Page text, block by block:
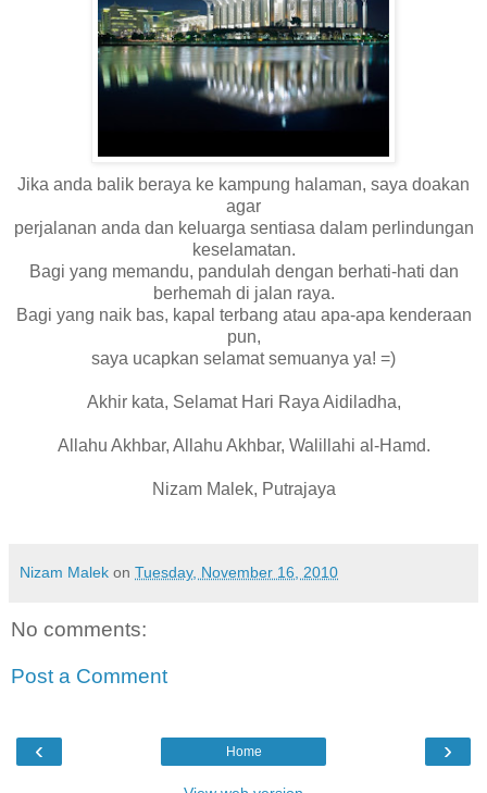
Jika anda balik beraya ke kampung halaman, saya doakan
agar
perjalanan anda dan keluarga sentiasa dalam perlindungan
keselamatan.
Bagi yang memandu, pandulah dengan berhati-hati dan
berhemah di jalan raya.
Bagi yang naik bas, kapal terbang atau apa-apa kenderaan
pun,
saya ucapkan selamat semuanya ya! =)
Akhir kata, Selamat Hari Raya Aidiladha,
Allahu Akhbar, Allahu Akhbar, Walillahi al-Hamd.
Nizam Malek, Putrajaya
Nizam Malek on Tuesday, November 16, 2010
No comments:
Post a Comment
‹ ›
Home